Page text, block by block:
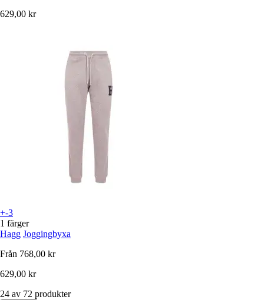
629,00 kr
+-3
1 färger
Hagg Joggingbyxa
Från 768,00 kr
629,00 kr
24 av 72 produkter